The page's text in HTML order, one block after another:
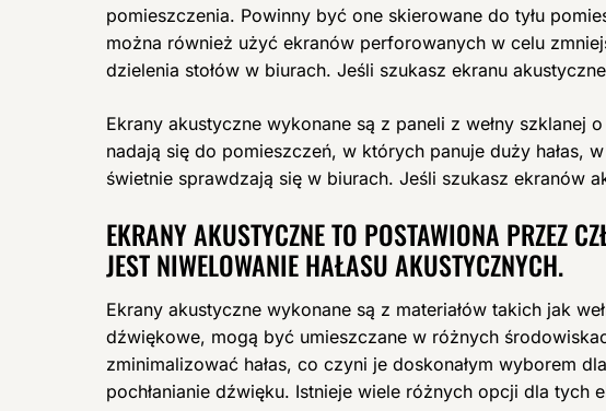
pomieszczenia. Powinny być one skierowane do tyłu
można również użyć ekranów perforowanych w celu
dzielenia stołów w biurach. Jeśli szukasz ekranu
Ekrany akustyczne wykonane są z paneli z wełny
nadają się do pomieszczeń, w których panuje duży
świetnie sprawdzają się w biurach. Jeśli szukasz ekranów
EKRANY AKUSTYCZNE TO POSTAWIONA PRZEZ
JEST NIWELOWANIE HAŁASU AKUSTYCZNYCH.
Ekrany akustyczne wykonane są z materiałów takich jak
dźwiękowe, mogą być umieszczane w różnych
zminimalizować hałas, co czyni je doskonałym wyborem
pochłanianie dźwięku. Istnieje wiele różnych opcji dla